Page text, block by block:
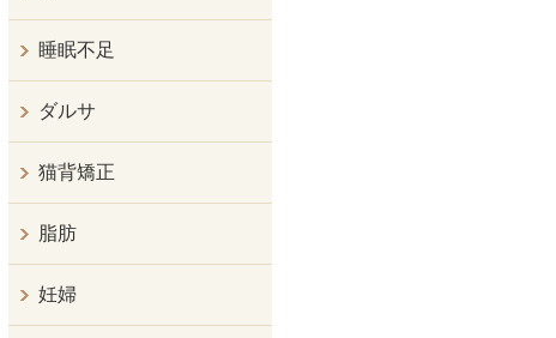
睡眠不足
ダルサ
猫背矯正
脂肪
妊婦